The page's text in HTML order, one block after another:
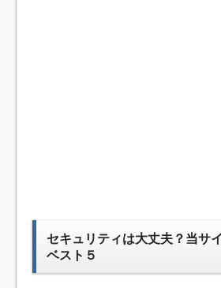
セキュリティは大丈夫？当サ
ベスト５